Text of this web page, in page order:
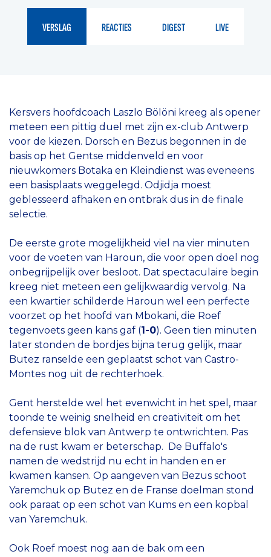
VERSLAG REACTIES DIGEST LIVE
Kersvers hoofdcoach Laszlo Bölöni kreeg als opener
meteen een pittig duel met zijn ex-club Antwerp
voor de kiezen. Dorsch en Bezus begonnen in de
basis op het Gentse middenveld en voor
nieuwkomers Botaka en Kleindienst was eveneens
een basisplaats weggelegd. Odjidja moest
geblesseerd afhaken en ontbrak dus in de finale
selectie.
De eerste grote mogelijkheid viel na vier minuten
voor de voeten van Haroun, die voor open doel nog
onbegrijpelijk over besloot. Dat spectaculaire begin
kreeg niet meteen een gelijkwaardig vervolg. Na
een kwartier schilderde Haroun wel een perfecte
voorzet op het hoofd van Mbokani, die Roef
tegenvoets geen kans gaf (1-0). Geen tien minuten
later stonden de bordjes bijna terug gelijk, maar
Butez ranselde een geplaatst schot van Castro-
Montes nog uit de rechterhoek.
Gent herstelde wel het evenwicht in het spel, maar
toonde te weinig snelheid en creativiteit om het
defensieve blok van Antwerp te ontwrichten. Pas
na de rust kwam er beterschap. De Buffalo's
namen de wedstrijd nu echt in handen en er
kwamen kansen. Op aangeven van Bezus schoot
Yaremchuk op Butez en de Franse doelman stond
ook paraat op een schot van Kums en een kopbal
van Yaremchuk.
Ook Roef moest nog aan de bak om een